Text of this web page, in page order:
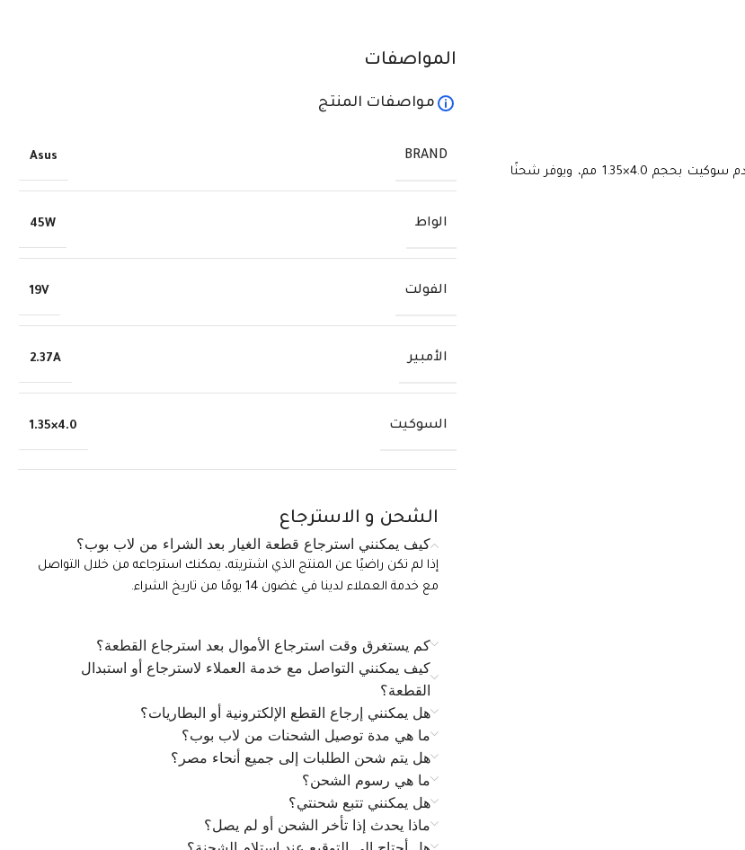
. يستخدم سوكيت بحجم 4.0×1.35 مم، ويوفر شحنًا
المواصفات
مواصفات المنتج
BRAND
Asus
الواط 45W
الفولت 19V
الأمبير 2.37A
السوكيت 4.0×1.35
الشحن و الاسترجاع
كيف يمكنني استرجاع قطعة الغيار بعد الشراء من لاب بوب؟
إذا لم تكن راضيًا عن المنتج الذي اشتريته، يمكنك استرجاعه من خلال التواصل
مع خدمة العملاء لدينا في غضون 14 يومًا من تاريخ الشراء.
كم يستغرق وقت استرجاع الأموال بعد استرجاع القطعة؟
كيف يمكنني التواصل مع خدمة العملاء لاسترجاع أو استبدال
القطعة؟
هل يمكنني إرجاع القطع الإلكترونية أو البطاريات؟
ما هي مدة توصيل الشحنات من لاب بوب؟
هل يتم شحن الطلبات إلى جميع أنحاء مصر؟
ما هي رسوم الشحن؟
هل يمكنني تتبع شحنتي؟
ماذا يحدث إذا تأخر الشحن أو لم يصل؟